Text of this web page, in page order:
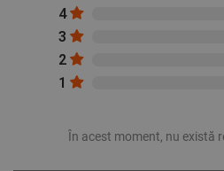
4
3
2
1
În acest moment, nu există